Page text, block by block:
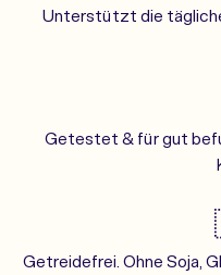
Unterstützt die
Getestet & für gut
Getreidefrei. Ohne Soja,